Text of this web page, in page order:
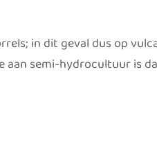
in dit geval dus op
semi-hydrocultuur is